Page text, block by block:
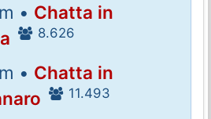
• Chatta in
8.626
• Chatta in
11.493